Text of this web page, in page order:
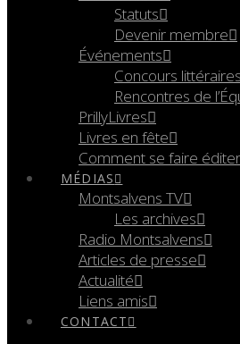
Statuts
Devenir membre
Événements
Concours littéraires
Rencontres de
PrillyLivres
Livres en fête
Comment se faire éditer
MÉDIAS
Montsalvens TV
Les archives
Radio Montsalvens
Articles de presse
Actualité
Liens amis
CONTACT